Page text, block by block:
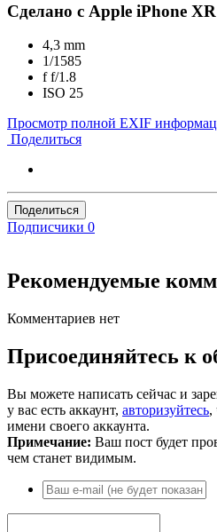
Сделано с Apple iPhone XR
4,3 mm
1/1585
ff/1.8
ISO 25
Просмотр полной EXIF
Поделиться
Поделиться
Подписчики 0
Рекомендуемые
Комментариев нет
Присоединяйтесь к
Вы можете написать сейчас и
у вас есть аккаунт, авторизуйтесь,
имени своего аккаунта.
Примечание: Ваш пост будет
чем станет видимым.